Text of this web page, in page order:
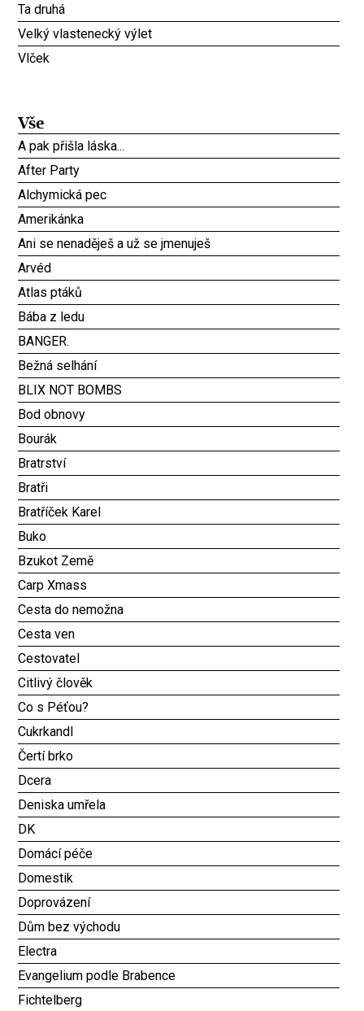
Ta druhá
Velký vlastenecký výlet
Vlček
Vše
A pak přišla láska...
After Party
Alchymická pec
Amerikánka
Ani se nenaděješ a už se jmenuješ
Arvéd
Atlas ptáků
Bába z ledu
BANGER.
Bežná selhání
BLIX NOT BOMBS
Bod obnovy
Bourák
Bratrství
Bratři
Bratříček Karel
Buko
Bzukot Země
Carp Xmass
Cesta do nemožna
Cesta ven
Cestovatel
Citlivý člověk
Co s Péťou?
Cukrkandl
Čertí brko
Dcera
Deniska umřela
DK
Domácí péče
Domestik
Doprovázení
Dům bez východu
Electra
Evangelium podle Brabence
Fichtelberg